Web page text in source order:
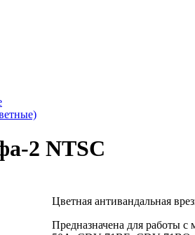
2 NTSC
Цветная антивандальная
Предназначена для работы